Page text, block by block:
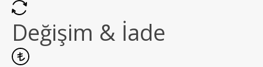
Değişim & İade